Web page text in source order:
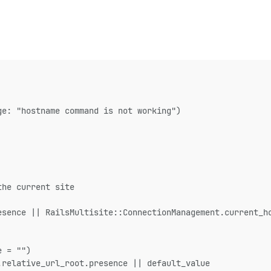
"hostname command is not working")
current site
||
= "")
|| default_value